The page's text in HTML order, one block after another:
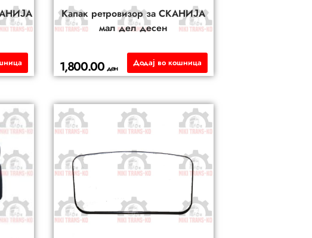
Капак ретровизор за СКАНИЈА
мал дел десeн
1,800.00ден Додај во кошница